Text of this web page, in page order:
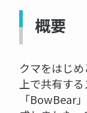
概要
クマをはじ
上で共有す
「BowBear